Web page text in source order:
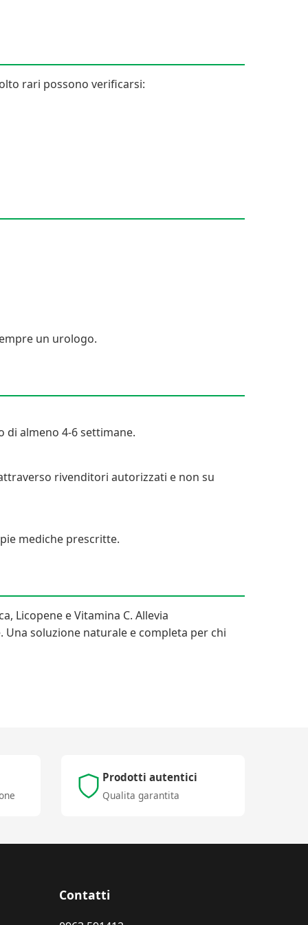
rari possono verificarsi:
un urologo.
almeno 4-6 settimane.
rivenditori autorizzati e non su
mediche prescritte.
Licopene e Vitamina C. Allevia
soluzione naturale e completa per chi
Prodotti autentici
Qualita garantita
Contatti